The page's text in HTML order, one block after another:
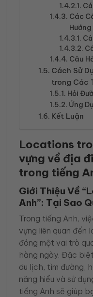
Các
Câu
Cách Sử
trong Các
Hỏi
Ứng
Kết Luận
Locations
vựng về địa
trong tiếng
Giới Thiệu Về
Anh”: Tại Sao
Trong tiếng Anh,
vựng liên quan đến
đóng một vai trò
hàng ngày. Đặc
du lịch, tìm đường,
năng hiểu và sử
tiếng Anh sẽ giúp